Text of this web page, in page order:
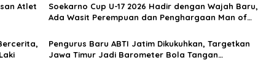
Atlet
Soekarno Cup U-17 2026 Hadir dengan Wajah Baru,
Ada Wasit Perempuan dan Penghargaan Man of
Pengurus Baru ABTI Jatim Dikukuhkan, Targetkan
Jawa Timur Jadi Barometer Bola Tangan